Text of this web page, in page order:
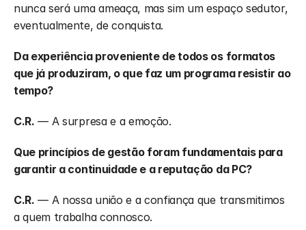
nunca será uma ameaça, mas sim um espaço sedutor,
eventualmente, de conquista.
Da experiência proveniente de todos os formatos
que já produziram, o que faz um programa resistir ao
tempo?
C.R. — A surpresa e a emoção.
Que princípios de gestão foram fundamentais para
garantir a continuidade e a reputação da PC?
C.R. — A nossa união e a confiança que transmitimos
a quem trabalha connosco.